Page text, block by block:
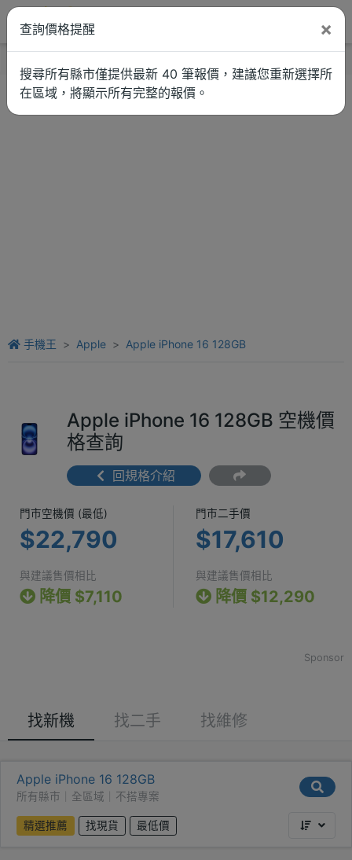
手機王 Apple Apple iPhone 16 128GB
Apple iPhone 16 128GB 空機價
格查詢
回規格介紹
門市空機價 (最低) $22,790
門市空機價 (最低)
$22,790
與建議售價相比
降價 $7,110
門市二手價
門市二手價
$17,610
與建議售價相比
降價 $12,290
Sponsor
找新機 找二手 找維修
Apple iPhone 16 128GB
所有縣市｜全區域｜不搭專案
精選推薦 找現貨 最低價
查詢價格提醒 ×
搜尋所有縣市僅提供最新 40 筆報價，建議您重新選擇所
在區域，將顯示所有完整的報價。